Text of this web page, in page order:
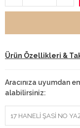
Ürün Özellikleri &
Aracınıza uyumdan
alabilirsiniz: